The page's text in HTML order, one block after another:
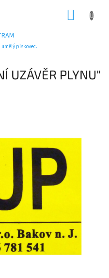
umělý pískovec.
UZÁVĚR PLYNU"